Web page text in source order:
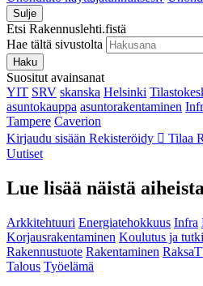
Sulje
Etsi Rakennuslehti.fistä
Hae tältä sivustolta
Haku
Suositut avainsanat
YIT SRV skanska Helsinki
asuntokauppa asuntorakentaminen
Tampere Caverion
Kirjaudu sisään Rekisteröidy Tilaa
Uutiset
Lue lisää näistä aiheista
Arkkitehtuuri Energiatehokkuus Infra
Korjausrakentaminen Koulutus ja
Rakennustuote Rakentaminen
Talous Työelämä